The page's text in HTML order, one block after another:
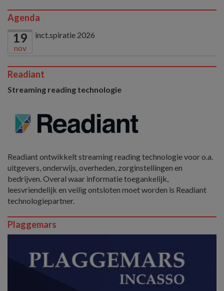
Agenda
19
nov
inct.spiratie 2026
Readiant
Streaming reading technologie
Readiant ontwikkelt streaming reading technologie voor o.a.
uitgevers, onderwijs, overheden, zorginstellingen en
bedrijven. Overal waar informatie toegankelijk,
leesvriendelijk en veilig ontsloten moet worden is Readiant
technologiepartner.
Plaggemars